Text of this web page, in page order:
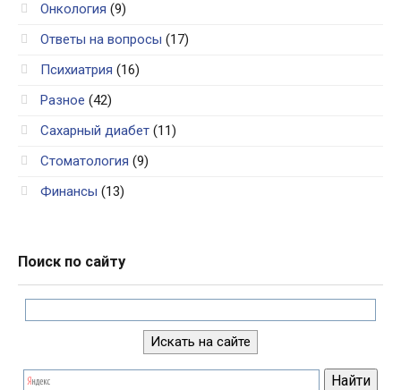
Онкология (9)
Ответы на вопросы (17)
Психиатрия (16)
Разное (42)
Сахарный диабет (11)
Стоматология (9)
Финансы (13)
Поиск по сайту